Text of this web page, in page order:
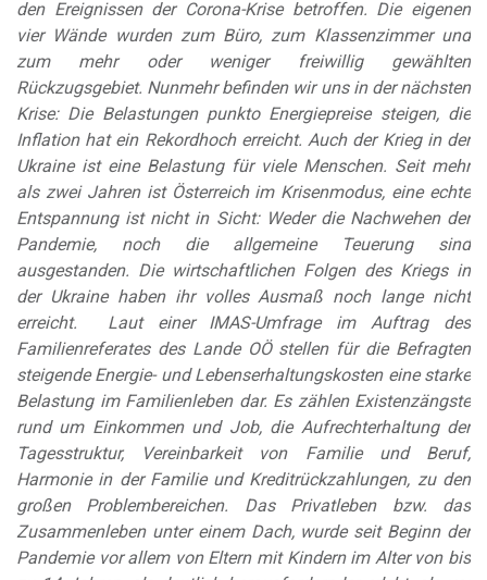
den Ereignissen der Corona-Krise betroffen. Die eigenen
vier Wände wurden zum Büro, zum Klassenzimmer und
zum mehr oder weniger freiwillig gewählten
Rückzugsgebiet. Nunmehr befinden wir uns in der nächsten
Krise: Die Belastungen punkto Energiepreise steigen, die
Inflation hat ein Rekordhoch erreicht. Auch der Krieg in der
Ukraine ist eine Belastung für viele Menschen. Seit mehr
als zwei Jahren ist Österreich im Krisenmodus, eine echte
Entspannung ist nicht in Sicht: Weder die Nachwehen der
Pandemie, noch die allgemeine Teuerung sind
ausgestanden. Die wirtschaftlichen Folgen des Kriegs in
der Ukraine haben ihr volles Ausmaß noch lange nicht
erreicht. Laut einer IMAS-Umfrage im Auftrag des
Familienreferates des Lande OÖ stellen für die Befragten
steigende Energie- und Lebenserhaltungskosten eine starke
Belastung im Familienleben dar. Es zählen Existenzängste
rund um Einkommen und Job, die Aufrechterhaltung der
Tagesstruktur, Vereinbarkeit von Familie und Beruf,
Harmonie in der Familie und Kreditrückzahlungen, zu den
großen Problembereichen. Das Privatleben bzw. das
Zusammenleben unter einem Dach, wurde seit Beginn der
Pandemie vor allem von Eltern mit Kindern im Alter von bis